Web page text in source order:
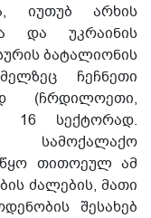
იუთუბ არხის
და უკრაინის
ბატალიონის
ჩეჩნეთი
(ჩრდილოეთი,
16 სექტორად.
თითოეულ ამ
ძალების, მათი
შესახებ